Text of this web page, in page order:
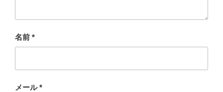
名前 *
メール*